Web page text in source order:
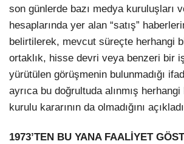
son günlerde bazı medya kuruluşları
hesaplarında yer alan “satış”
belirtilerek, mevcut süreçte herhangi
ortaklık, hisse devri veya benzeri bir
yürütülen görüşmenin bulunmadığı
ayrıca bu doğrultuda alınmış
kurulu kararının da olmadığını
1973’TEN BU YANA FAALİYET